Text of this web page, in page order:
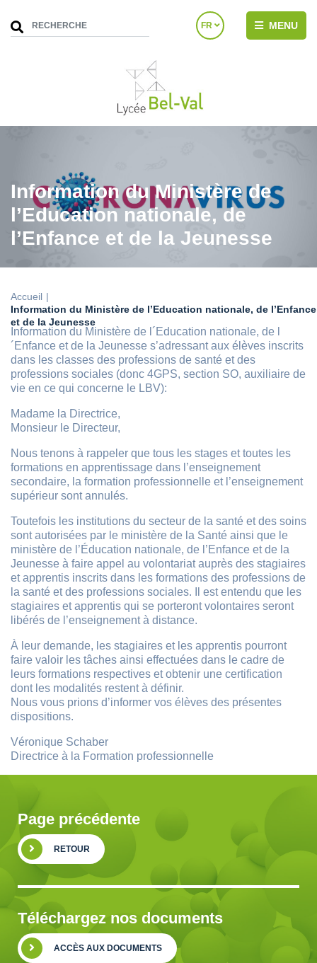
FR MENU
Information du Ministère de
l’Education nationale, de
l’Enfance et de la Jeunesse
Accueil
Information du Ministère de l’Education nationale, de l’Enfance
et de la Jeunesse
Information du Ministère de l´Education nationale, de l
´Enfance et de la Jeunesse s’adressant aux élèves inscrits
dans les classes des professions de santé et des
professions sociales (donc 4GPS, section SO, auxiliaire de
vie en ce qui concerne le LBV):
Madame la Directrice,
Monsieur le Directeur,
Nous tenons à rappeler que tous les stages et toutes les
formations en apprentissage dans l’enseignement
secondaire, la formation professionnelle et l’enseignement
supérieur sont annulés.
Toutefois les institutions du secteur de la santé et des soins
sont autorisées par le ministère de la Santé ainsi que le
ministère de l’Éducation nationale, de l’Enfance et de la
Jeunesse à faire appel au volontariat auprès des stagiaires
et apprentis inscrits dans les formations des professions de
la santé et des professions sociales. Il est entendu que les
stagiaires et apprentis qui se porteront volontaires seront
libérés de l’enseignement à distance.
À leur demande, les stagiaires et les apprentis pourront
faire valoir les tâches ainsi effectuées dans le cadre de
leurs formations respectives et obtenir une certification
dont les modalités restent à définir.
Nous vous prions d’informer vos élèves des présentes
dispositions.
Véronique Schaber
Directrice à la Formation professionnelle
Page précédente
RETOUR
Téléchargez nos documents
ACCÈS AUX DOCUMENTS